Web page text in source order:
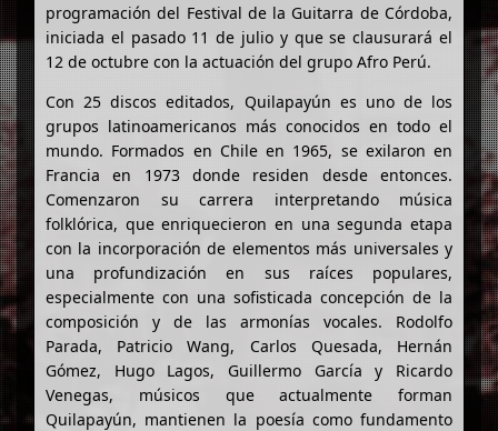
programación del Festival de la Guitarra de Córdoba,
iniciada el pasado 11 de julio y que se clausurará el
12 de octubre con la actuación del grupo Afro Perú.
Con 25 discos editados, Quilapayún es uno de los
grupos latinoamericanos más conocidos en todo el
mundo. Formados en Chile en 1965, se exilaron en
Francia en 1973 donde residen desde entonces.
Comenzaron su carrera interpretando música
folklórica, que enriquecieron en una segunda etapa
con la incorporación de elementos más universales y
una profundización en sus raíces populares,
especialmente con una sofisticada concepción de la
composición y de las armonías vocales. Rodolfo
Parada, Patricio Wang, Carlos Quesada, Hernán
Gómez, Hugo Lagos, Guillermo García y Ricardo
Venegas, músicos que actualmente forman
Quilapayún, mantienen la poesía como fundamento